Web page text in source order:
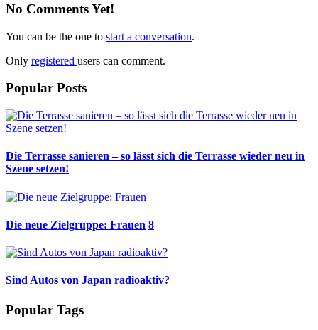
No Comments Yet!
You can be the one to start a conversation.
Only registered users can comment.
Popular Posts
Die Terrasse sanieren – so lässt sich die Terrasse wieder neu in
Szene setzen!
Die neue Zielgruppe: Frauen 8
Sind Autos von Japan radioaktiv?
Popular Tags